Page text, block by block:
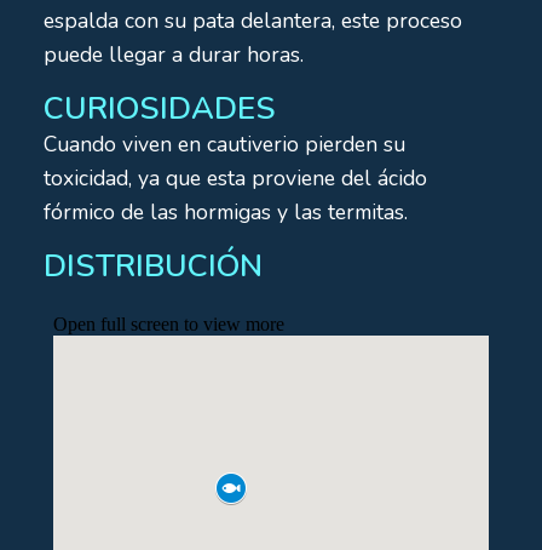
espalda con su pata delantera, este proceso
puede llegar a durar horas.
CURIOSIDADES
Cuando viven en cautiverio pierden su
toxicidad, ya que esta proviene del ácido
fórmico de las hormigas y las termitas.
DISTRIBUCIÓN